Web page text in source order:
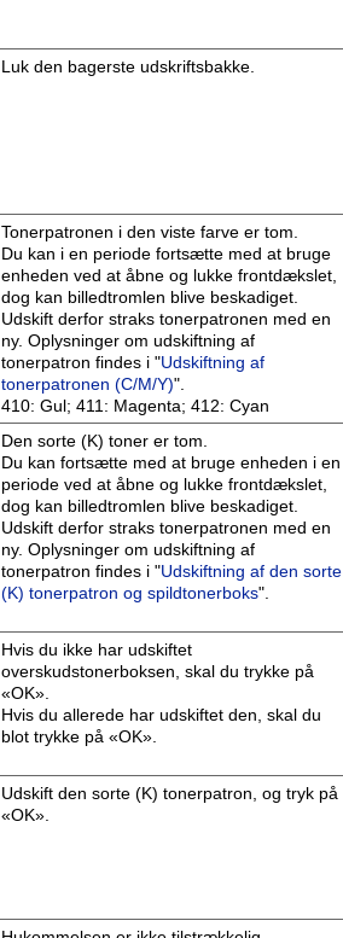
Luk den bagerste udskriftsbakke.
Tonerpatronen i den viste farve er tom.
Du kan i en periode fortsætte med at bruge
enheden ved at åbne og lukke frontdækslet,
dog kan billedtromlen blive beskadiget.
Udskift derfor straks tonerpatronen med en
ny. Oplysninger om udskiftning af
tonerpatron findes i "Udskiftning af
tonerpatronen (C/M/Y)".
410: Gul; 411: Magenta; 412: Cyan
Den sorte (K) toner er tom.
Du kan fortsætte med at bruge enheden i en
periode ved at åbne og lukke frontdækslet,
dog kan billedtromlen blive beskadiget.
Udskift derfor straks tonerpatronen med en
ny. Oplysninger om udskiftning af
tonerpatron findes i "Udskiftning af den sorte
(K) tonerpatron og spildtonerboks".
Hvis du ikke har udskiftet
overskudstonerboksen, skal du trykke på
«OK».
Hvis du allerede har udskiftet den, skal du
blot trykke på «OK».
Udskift den sorte (K) tonerpatron, og tryk på
«OK».